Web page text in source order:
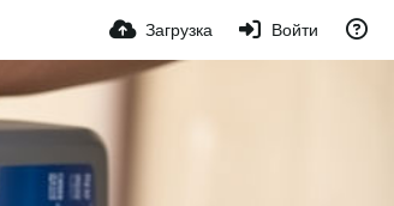
Загрузка Войти